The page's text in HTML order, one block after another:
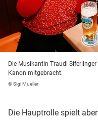
Die Musikantin Traudi
Kanon mitgebracht.
© Sigi Mueller
Die Hauptrolle spielt